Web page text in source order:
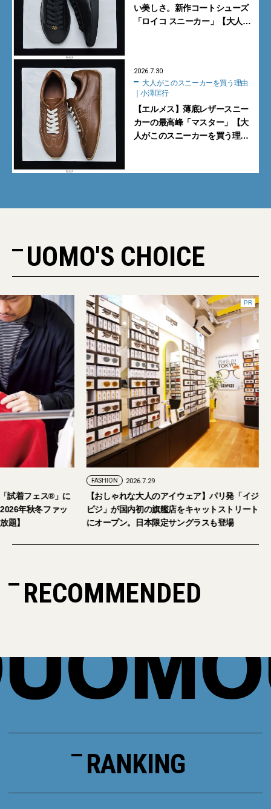
い美しさ。新作コートシューズ
「ロイコ スニーカー」【大人が
2026.7.30
｜小澤匡行
【エルメス】薄底レザースニー
カーの最高峰「マスター」【大
人がこのスニーカーを買う理由
UOMO'S CHOICE
2026年9月5日・6日開催。「試着フェス®︎」に
読者の皆さまをご招待。【2026年秋冬ファッ
ション＆美容アイテム試し放題】
【おしゃれな大人
ピジ」が国内初の
にオープン。日本
RECOMMENDED
RANKING